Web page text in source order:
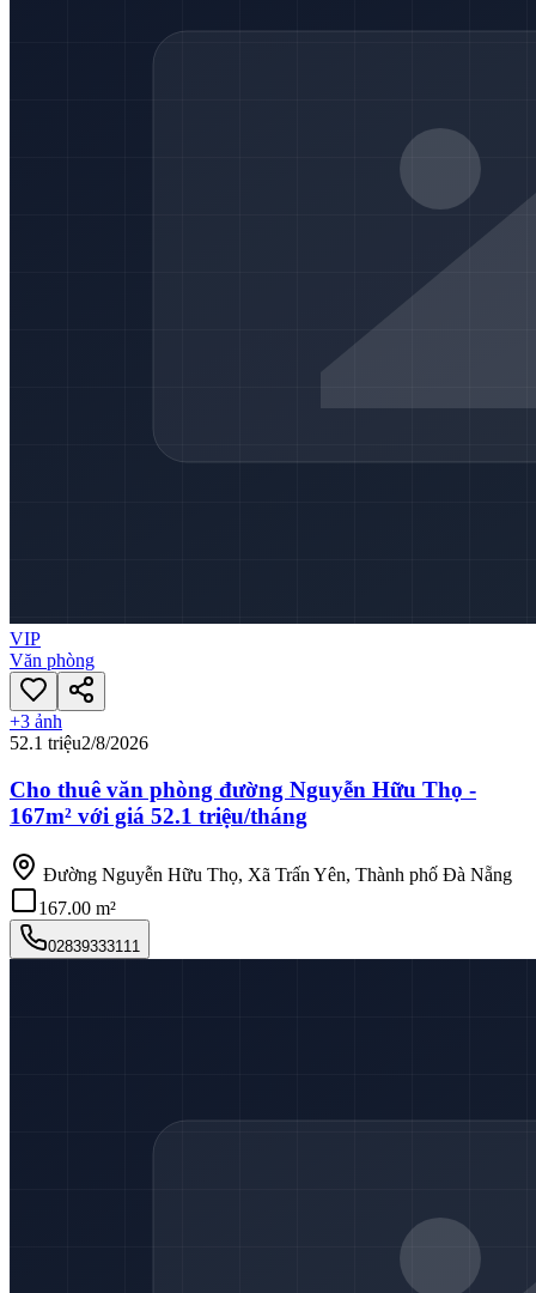
VIP
Văn phòng
+3 ảnh
52.1 triệu2/8/2026
Cho thuê văn phòng đường Nguyễn Hữu Thọ -
167m² với giá 52.1 triệu/tháng
Đường Nguyễn Hữu Thọ, Xã Trấn Yên, Thành phố Đà Nẵng
167.00 m²
02839333111